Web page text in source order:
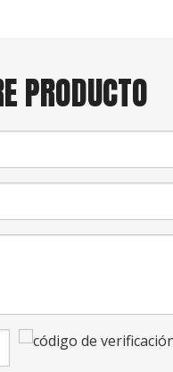
PRODUCTO